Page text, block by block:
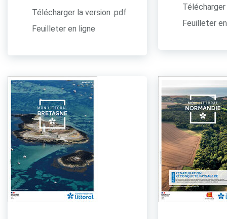
Télécharger la version .pdf
Feuilleter en ligne
Feuilleter